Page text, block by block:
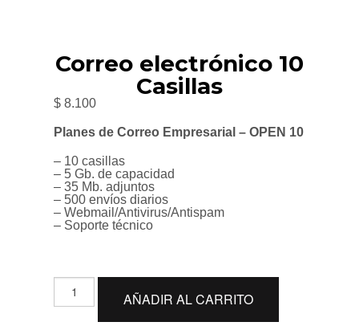
Correo electrónico 10
Casillas
$ 8.100
Planes de Correo Empresarial – OPEN 10
– 10 casillas
– 5 Gb. de capacidad
– 35 Mb. adjuntos
– 500 envíos diarios
– Webmail/Antivirus/Antispam
– Soporte técnico
electrónico
AÑADIR AL CARRITO